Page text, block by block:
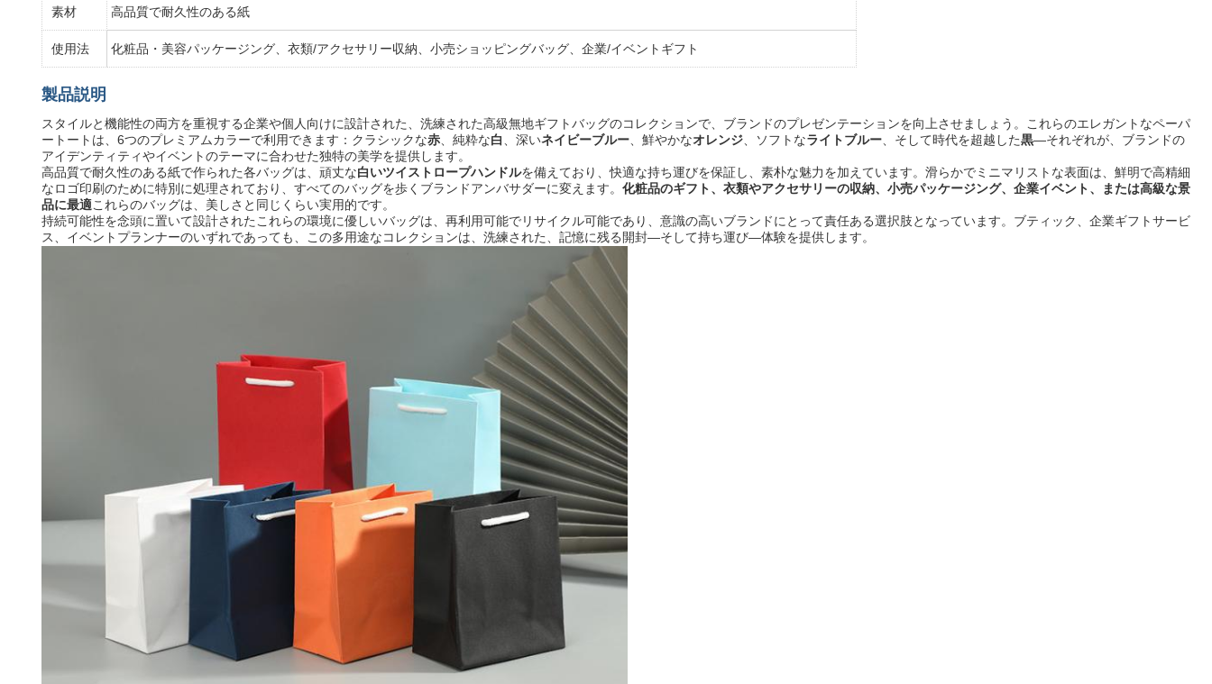
素材 高品質で耐久性のある紙
使用法 化粧品・美容パッケージング、衣類/アクセサリー収納、小売ショッピングバッグ、企業/イベントギフト
製品説明
スタイルと機能性の両方を重視する企業や個人向けに設計された、洗練された高級無地ギフトバッグのコレクションで、ブランドのプレゼンテーションを向上させましょう。これらのエレガントなペーパ
ートートは、6つのプレミアムカラーで利用できます：クラシックな赤 、純粋な白 、深いネイビーブルー 、鮮やかなオレンジ 、ソフトなライトブルー 、そして時代を超越した黒—それぞれが、ブランドの
アイデンティティやイベントのテーマに合わせた独特の美学を提供します。
高品質で耐久性のある紙で作られた各バッグは、頑丈な白いツイストロープハンドルを備えており、快適な持ち運びを保証し、素朴な魅力を加えています。滑らかでミニマリストな表面は、鮮明で高精細
なロゴ印刷のために特別に処理されており、すべてのバッグを歩くブランドアンバサダーに変えます。 化粧品のギフト、衣類やアクセサリーの収納、小売パッケージング、企業イベント、または高級な景
品に最適これらのバッグは、美しさと同じくらい実用的です。
持続可能性を念頭に置いて設計されたこれらの環境に優しいバッグは、再利用可能でリサイクル可能であり、意識の高いブランドにとって責任ある選択肢となっています。ブティック、企業ギフトサービ
ス、イベントプランナーのいずれであっても、この多用途なコレクションは、洗練された、記憶に残る開封—そして持ち運び—体験を提供します。